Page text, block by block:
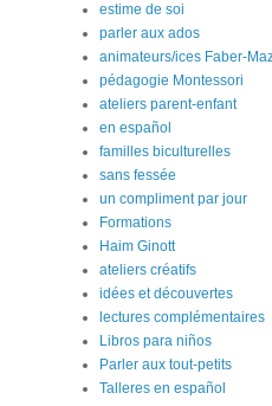
estime de soi
parler aux ados
animateurs/ices Faber-
pédagogie Montessori
ateliers parent-enfant
en español
familles biculturelles
sans fessée
un compliment par jour
Formations
Haim Ginott
ateliers créatifs
idées et découvertes
lectures complémentaires
Libros para niños
Parler aux tout-petits
Talleres en español